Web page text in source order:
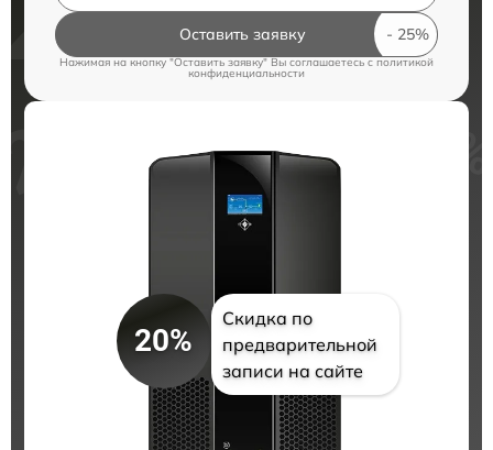
Оставить заявку
Нажимая на кнопку "Оставить заявку" Вы соглашаетесь cполитикой
конфиденциальности
20%
Скидка по
предварительной
записи на сайте